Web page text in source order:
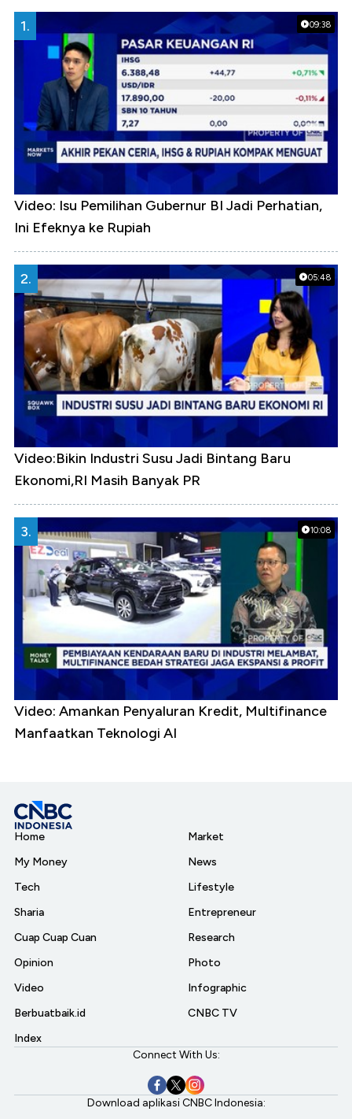
09:38
1.
Video: Isu Pemilihan Gubernur BI Jadi Perhatian,
Ini Efeknya ke Rupiah
05:48
2.
Video:Bikin Industri Susu Jadi Bintang Baru
Ekonomi,RI Masih Banyak PR
10:08
3.
Video: Amankan Penyaluran Kredit, Multifinance
Manfaatkan Teknologi AI
Home
My Money
Tech
Sharia
Cuap Cuap Cuan
Opinion
Video
Berbuatbaik.id
Index
Market
News
Lifestyle
Entrepreneur
Research
Photo
Infographic
CNBC TV
Connect With Us:
Download aplikasi CNBC Indonesia: